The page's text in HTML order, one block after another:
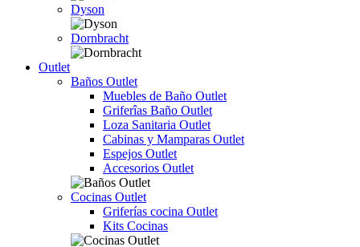
Dyson
Dornbracht
Outlet
Baños Outlet
Muebles de Baño Outlet
Griferîas Baño Outlet
Loza Sanitaria Outlet
Cabinas y Mamparas Outlet
Espejos Outlet
Accesorios Outlet
Cocinas Outlet
Griferías cocina Outlet
Kits Cocinas